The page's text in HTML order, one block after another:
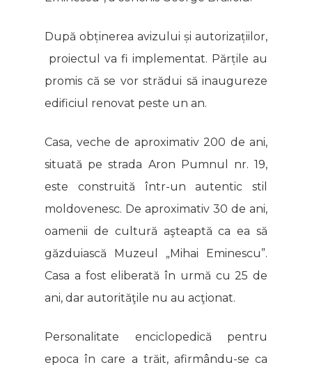
După obținerea avizului și autorizațiilor,
proiectul va fi implementat. Părțile au
promis că se vor strădui să inaugureze
edificiul renovat peste un an.
Casa, veche de aproximativ 200 de ani,
situată pe strada Aron Pumnul nr. 19,
este construită într-un autentic stil
moldovenesc. De aproximativ 30 de ani,
oamenii de cultură aşteaptă ca ea să
găzduiască Muzeul „Mihai Eminescu”.
Casa a fost eliberată în urmă cu 25 de
ani, dar autorităţile nu au acţionat.
Personalitate enciclopedică pentru
epoca în care a trăit, afirmându-se ca